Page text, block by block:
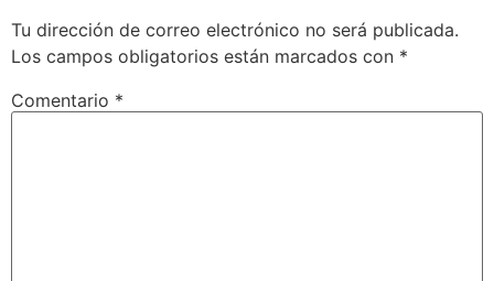
Tu dirección de correo electrónico no será publicada.
Los campos obligatorios están marcados con *
Comentario *